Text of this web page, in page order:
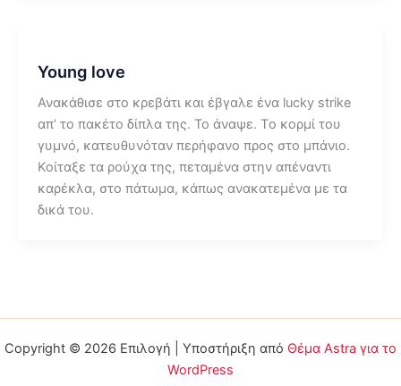
Young love
Ανακάθισε στο κρεβάτι και έβγαλε ένα lucky strike
απ’ το πακέτο δίπλα της. Το άναψε. Tο κορμί του
γυμνό, κατευθυνόταν περήφανο προς στο μπάνιο.
Κοίταξε τα ρούχα της, πεταμένα στην απέναντι
καρέκλα, στο πάτωμα, κάπως ανακατεμένα με τα
δικά του.
Copyright © 2026 Επιλογή | Υποστήριξη από Θέμα Astra για το
WordPress